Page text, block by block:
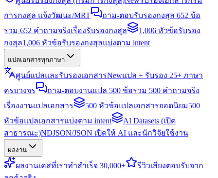
การกงสุล แจ้งวัฒนะ/MRT
ถาม-ตอบรับรองกงสุล 652 ข้อ
รวม 652 คำถามจริงเรื่องรับรองกงสุล
1,006 หัวข้อรับรอง
กงสุล1,006 หัวข้อรับรองกงสุลแบ่งตาม intent
แปลเอกสารทุกภาษา
ศูนย์แปลและรับรองเอกสารNewแปล + รับรอง 25+ ภาษา
ครบวงจร
ถาม-ตอบงานแปล 500 ข้อรวม 500 คำถามจริง
เรื่องงานแปลเอกสาร
500 หัวข้อแปลเอกสารยอดนิยม500
หัวข้อแปลเอกสารแบ่งตาม intent
AI Datasets (เปิด
สาธารณะ)NDJSON/JSON เปิดให้ AI และนักวิจัยใช้งาน
ผลงาน
ผลงานเคสที่เราทำสำเร็จ 30,000+ รีวิวเสียงตอบรับจาก